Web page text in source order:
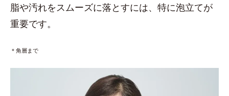
脂や汚れをスムーズに落とすには、特に泡立てが
重要です。
＊角層まで